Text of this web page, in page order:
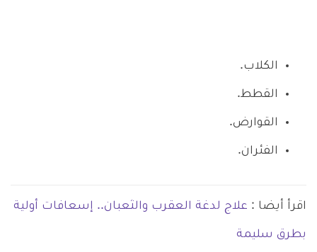
الكلاب.
القطط.
القوارض.
الفئران.
اقرأ أيضا : علاج لدغة العقرب والثعبان.. إسعافات أولية
بطرق سليمة